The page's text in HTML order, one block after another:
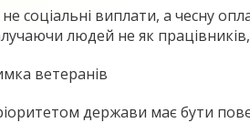
соціальні виплати, а чесну
людей не як
ветеранів
держави має бути